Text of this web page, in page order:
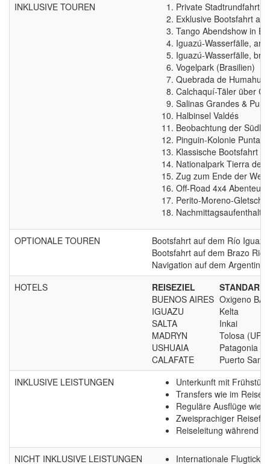
INKLUSIVE TOUREN
Private Stadtrundfahrt
Exklusive Bootsfahrt
Tango Abendshow in
Iguazú-Wasserfälle,
Iguazú-Wasserfälle,
Vogelpark (Brasilien)
Quebrada de
Calchaquí-Täler über
Salinas Grandes &
Halbinsel Valdés
Beobachtung der
Pinguin-Kolonie Punta
Klassische Bootsfahrt
Nationalpark Tierra del
Zug zum Ende der Welt
Off-Road 4x4
Perito-Moreno-Gletscher
Nachmittagsaufenthalt
OPTIONALE TOUREN
Bootsfahrt auf dem Río Iguazú
Bootsfahrt auf dem Brazo Rico
Navigation auf dem
HOTELS
REISEZIEL
STANDARD
BUENOS AIRES Oxigeno BA
IGUAZU
Kelta
SALTA
Inkai
MADRYN
Tolosa (UP)
USHUAIA
Patagonia
CALAFATE
Puerto San
INKLUSIVE LEISTUNGEN
Unterkunft mit
Transfers wie im
Reguläre Ausflüge wie
Zweisprachiger
Reiseleitung während
NICHT INKLUSIVE LEISTUNGEN Internationale